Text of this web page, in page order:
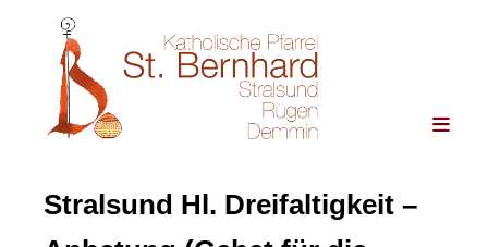
Stralsund Hl. Dreifaltigkeit –